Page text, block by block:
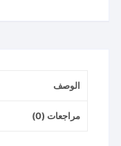
لوك
متر
الوصف
مراجعات (0)